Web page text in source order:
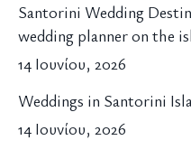
Santorini Wedding
wedding planner on the
14 Ιουνίου, 2026
Weddings in Santorini
14 Ιουνίου, 2026